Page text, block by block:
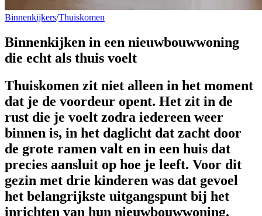
Binnenkijkers/Thuiskomen
Binnenkijken in een nieuwbouwwoning
die echt als thuis voelt
Thuiskomen zit niet alleen in het moment
dat je de voordeur opent. Het zit in de
rust die je voelt zodra iedereen weer
binnen is, in het daglicht dat zacht door
de grote ramen valt en in een huis dat
precies aansluit op hoe je leeft. Voor dit
gezin met drie kinderen was dat gevoel
het belangrijkste uitgangspunt bij het
inrichten van hun nieuwbouwwoning.